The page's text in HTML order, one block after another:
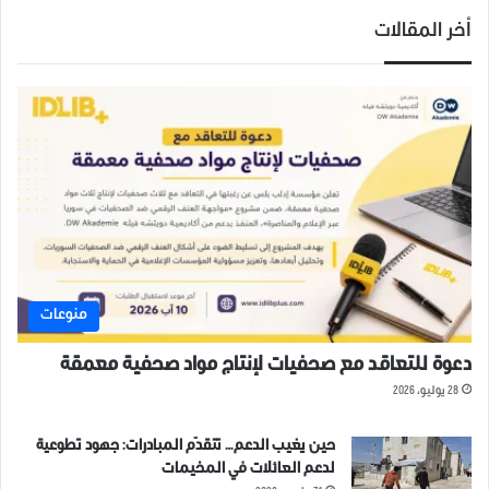
أخر المقالات
منوعات
دعوة للتعاقد مع صحفيات لإنتاج مواد صحفية معمقة
28 يوليو، 2026
حين يغيب الدعم… تتقدّم المبادرات: جهود تطوعية
لدعم العائلات في المخيمات